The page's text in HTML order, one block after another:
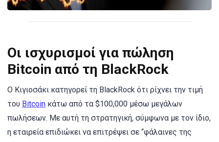
Οι ισχυρισμοί για πώληση
Bitcoin από τη BlackRock
Ο Κιγιοσάκι κατηγορεί τη BlackRock ότι ρίχνει την τιμή
του Bitcoin κάτω από τα $100,000 μέσω μεγάλων
πωλήσεων. Με αυτή τη στρατηγική, σύμφωνα με τον ίδιο,
η εταιρεία επιδιώκει να επιτρέψει σε “φάλαινες της